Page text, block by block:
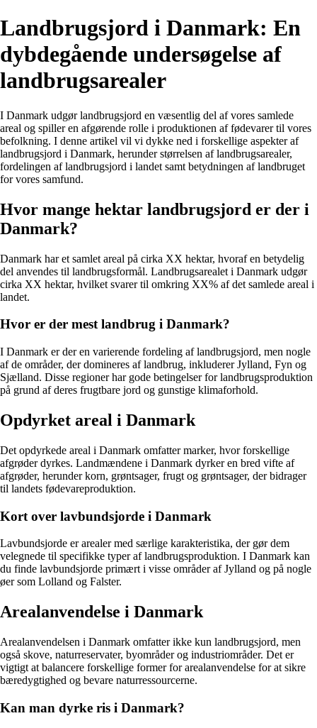
Landbrugsjord i Danmark: En
dybdegående undersøgelse af
landbrugsarealer
I Danmark udgør landbrugsjord en væsentlig del af vores samlede
areal og spiller en afgørende rolle i produktionen af fødevarer til vores
befolkning. I denne artikel vil vi dykke ned i forskellige aspekter af
landbrugsjord i Danmark, herunder størrelsen af landbrugsarealer,
fordelingen af landbrugsjord i landet samt betydningen af landbruget
for vores samfund.
Hvor mange hektar landbrugsjord er der i
Danmark?
Danmark har et samlet areal på cirka XX hektar, hvoraf en betydelig
del anvendes til landbrugsformål. Landbrugsarealet i Danmark udgør
cirka XX hektar, hvilket svarer til omkring XX% af det samlede areal i
landet.
Hvor er der mest landbrug i Danmark?
I Danmark er der en varierende fordeling af landbrugsjord, men nogle
af de områder, der domineres af landbrug, inkluderer Jylland, Fyn og
Sjælland. Disse regioner har gode betingelser for landbrugsproduktion
på grund af deres frugtbare jord og gunstige klimaforhold.
Opdyrket areal i Danmark
Det opdyrkede areal i Danmark omfatter marker, hvor forskellige
afgrøder dyrkes. Landmændene i Danmark dyrker en bred vifte af
afgrøder, herunder korn, grøntsager, frugt og grøntsager, der bidrager
til landets fødevareproduktion.
Kort over lavbundsjorde i Danmark
Lavbundsjorde er arealer med særlige karakteristika, der gør dem
velegnede til specifikke typer af landbrugsproduktion. I Danmark kan
du finde lavbundsjorde primært i visse områder af Jylland og på nogle
øer som Lolland og Falster.
Arealanvendelse i Danmark
Arealanvendelsen i Danmark omfatter ikke kun landbrugsjord, men
også skove, naturreservater, byområder og industriområder. Det er
vigtigt at balancere forskellige former for arealanvendelse for at sikre
bæredygtighed og bevare naturressourcerne.
Kan man dyrke ris i Danmark?